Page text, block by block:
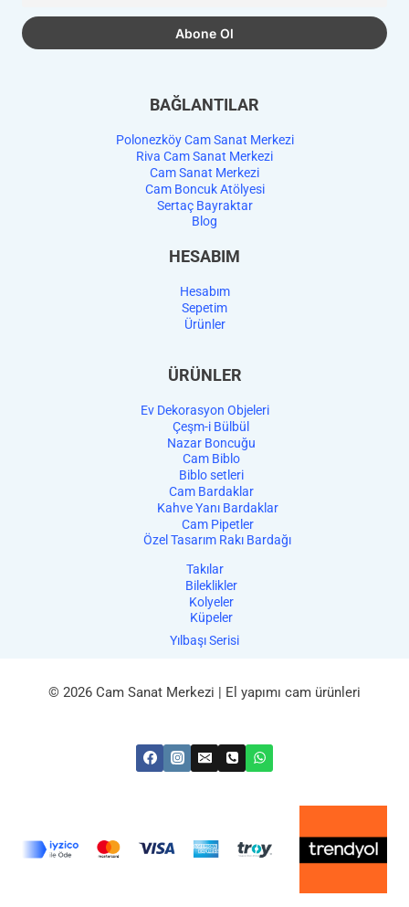
BAĞLANTILAR
Polonezköy Cam Sanat Merkezi
Riva Cam Sanat Merkezi
Cam Sanat Merkezi
Cam Boncuk Atölyesi
Sertaç Bayraktar
Blog
HESABIM
Hesabım
Sepetim
Ürünler
ÜRÜNLER
Ev Dekorasyon Objeleri
Çeşm-i Bülbül
Nazar Boncuğu
Cam Biblo
Biblo setleri
Cam Bardaklar
Kahve Yanı Bardaklar
Cam Pipetler
Özel Tasarım Rakı Bardağı
Takılar
Bileklikler
Kolyeler
Küpeler
Yılbaşı Serisi
© 2026 Cam Sanat Merkezi | El yapımı cam ürünleri